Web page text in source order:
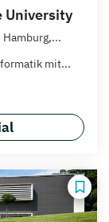
University
mit...